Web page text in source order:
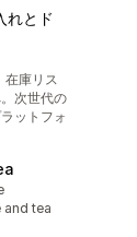
れとド
在庫リス
次世代の
ットフォ
tea